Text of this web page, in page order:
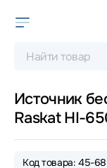
Источник
Raskat HI-
Код товара: 45-68